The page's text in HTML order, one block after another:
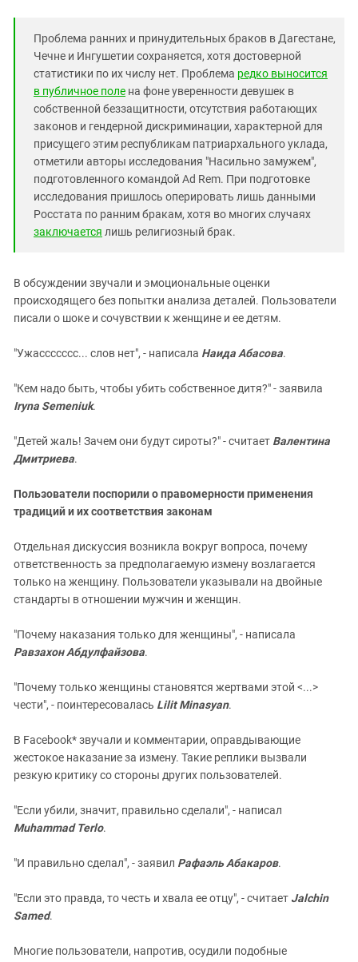
Проблема ранних и принудительных браков в Дагестане,
Чечне и Ингушетии сохраняется, хотя достоверной
статистики по их числу нет. Проблема редко выносится
в публичное поле на фоне уверенности девушек в
собственной беззащитности, отсутствия работающих
законов и гендерной дискриминации, характерной для
присущего этим республикам патриархального уклада,
отметили авторы исследования "Насильно замужем",
подготовленного командой Ad Rem. При подготовке
исследования пришлось оперировать лишь данными
Росстата по ранним бракам, хотя во многих случаях
заключается лишь религиозный брак.
В обсуждении звучали и эмоциональные оценки
происходящего без попытки анализа деталей. Пользователи
писали о шоке и сочувствии к женщине и ее детям.
"Ужассссссс... слов нет", - написала Наида Абасова.
"Кем надо быть, чтобы убить собственное дитя?" - заявила
Iryna Semeniuk.
"Детей жаль! Зачем они будут сироты?" - считает Валентина
Дмитриева.
Пользователи поспорили о правомерности применения
традиций и их соответствия законам
Отдельная дискуссия возникла вокруг вопроса, почему
ответственность за предполагаемую измену возлагается
только на женщину. Пользователи указывали на двойные
стандарты в отношении мужчин и женщин.
"Почему наказания только для женщины", - написала
Равзахон Абдулфайзова.
"Почему только женщины становятся жертвами этой <...>
чести", - поинтересовалась Lilit Minasyan.
В Facebook* звучали и комментарии, оправдывающие
жестокое наказание за измену. Такие реплики вызвали
резкую критику со стороны других пользователей.
"Если убили, значит, правильно сделали", - написал
Muhammad Terlo.
"И правильно сделал", - заявил Рафаэль Абакаров.
"Если это правда, то честь и хвала ее отцу", - считает Jalchin
Samed.
Многие пользователи, напротив, осудили подобные